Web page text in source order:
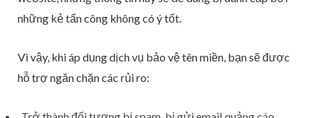
những kẻ tấn công không có ý tốt.
Vì vậy, khi áp dụng dịch vụ bảo vệ tên miền, bạn sẽ được
hỗ trợ ngăn chặn các rủi ro: